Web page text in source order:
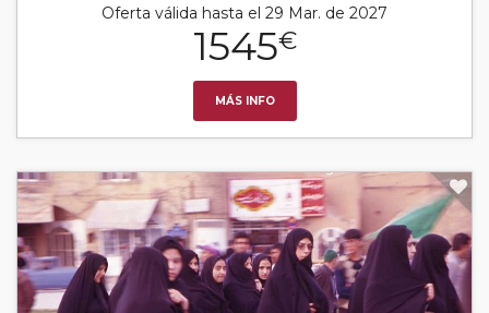
Oferta válida hasta el 29 Mar. de 2027
1545€
MÁS INFO